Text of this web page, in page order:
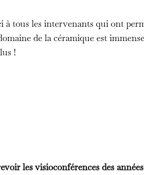
à tous les intervenants qui ont
de la céramique est
!
les visioconférences des années